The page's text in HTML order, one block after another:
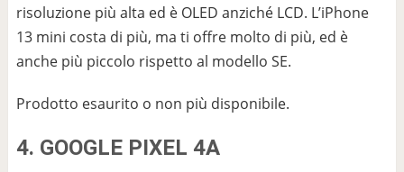
risoluzione più alta ed è OLED anziché LCD. L’iPhone
13 mini costa di più, ma ti offre molto di più, ed è
anche più piccolo rispetto al modello SE.
Prodotto esaurito o non più disponibile.
4. GOOGLE PIXEL 4A